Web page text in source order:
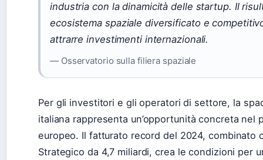
industria con la dinamicità delle startup. Il
ecosistema spaziale diversificato e
attrarre investimenti internazionali.
— Osservatorio sulla filiera spaziale
Per gli investitori e gli operatori di settore, la
italiana rappresenta un’opportunità concreta nel
europeo. Il fatturato record del 2024, combinato
Strategico da 4,7 miliardi, crea le condizioni per